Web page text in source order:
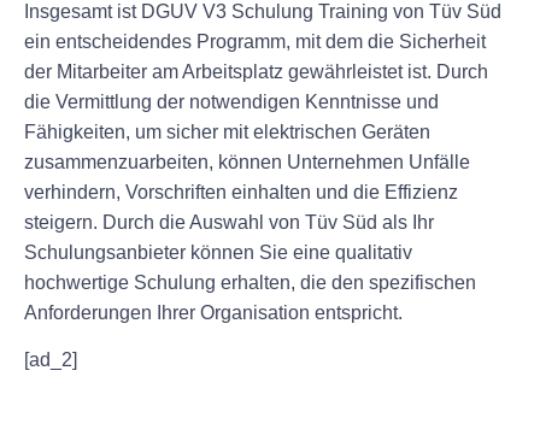
Insgesamt ist DGUV V3 Schulung Training von Tüv Süd
ein entscheidendes Programm, mit dem die Sicherheit
der Mitarbeiter am Arbeitsplatz gewährleistet ist. Durch
die Vermittlung der notwendigen Kenntnisse und
Fähigkeiten, um sicher mit elektrischen Geräten
zusammenzuarbeiten, können Unternehmen Unfälle
verhindern, Vorschriften einhalten und die Effizienz
steigern. Durch die Auswahl von Tüv Süd als Ihr
Schulungsanbieter können Sie eine qualitativ
hochwertige Schulung erhalten, die den spezifischen
Anforderungen Ihrer Organisation entspricht.
[ad_2]